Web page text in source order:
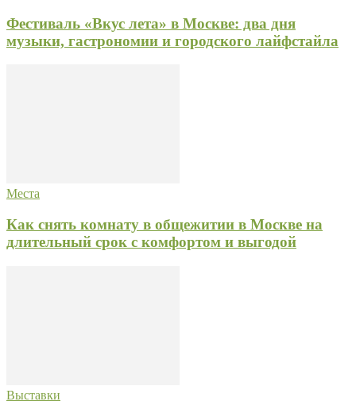
Фестиваль «Вкус лета» в Москве: два дня
музыки, гастрономии и городского лайфстайла
Места
Как снять комнату в общежитии в Москве на
длительный срок с комфортом и выгодой
Выставки